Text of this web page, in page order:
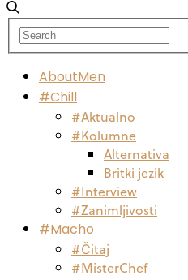
AboutMen
#Chill
#Aktualno
#Kolumne
Alternativa
Britki jezik
#Interview
#Zanimljivosti
#Macho
#Čitaj
#MisterChef